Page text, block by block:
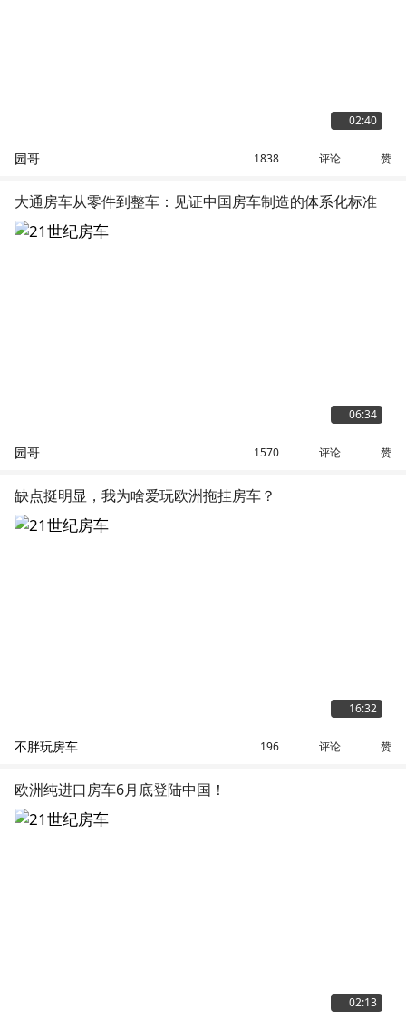
02:40
园哥 1838 评论 赞
大通房车从零件到整车：见证中国房车制造的体系化标准
06:34
园哥 1570 评论 赞
缺点挺明显，我为啥爱玩欧洲拖挂房车？
16:32
不胖玩房车 196 评论 赞
欧洲纯进口房车6月底登陆中国！
02:13